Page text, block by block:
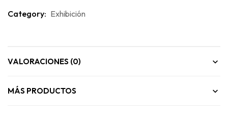
Category: Exhibición
VALORACIONES (0)
MÁS PRODUCTOS